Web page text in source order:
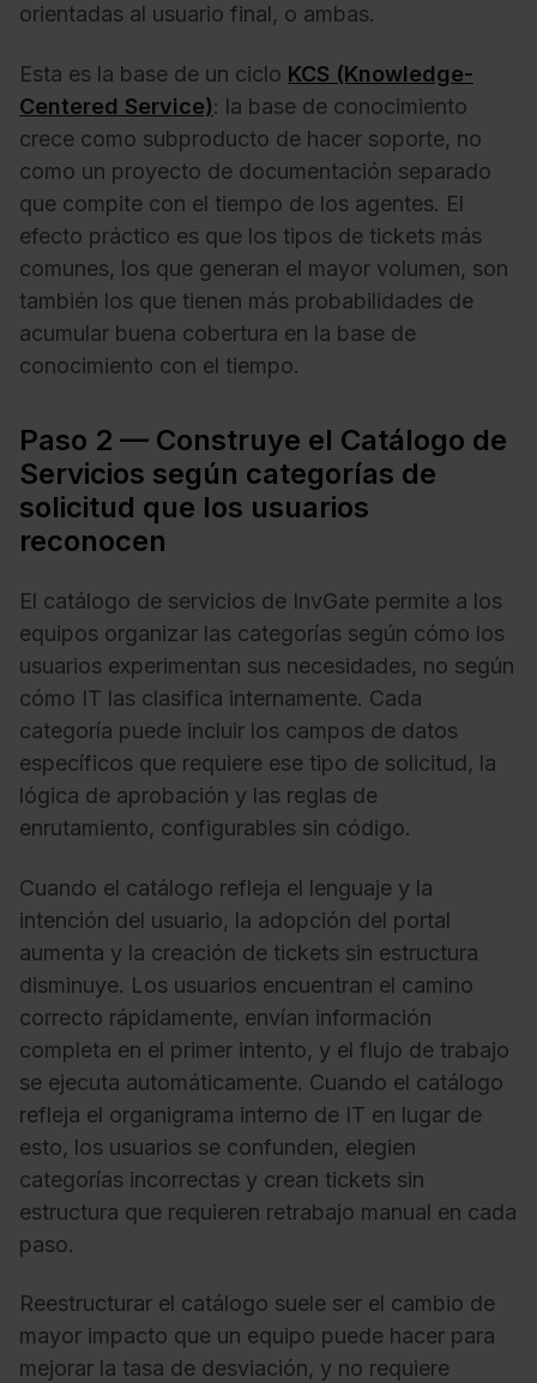
orientadas al usuario final, o ambas.
Esta es la base de un ciclo KCS (Knowledge-
Centered Service): la base de conocimiento
crece como subproducto de hacer soporte, no
como un proyecto de documentación separado
que compite con el tiempo de los agentes. El
efecto práctico es que los tipos de tickets más
comunes, los que generan el mayor volumen, son
también los que tienen más probabilidades de
acumular buena cobertura en la base de
conocimiento con el tiempo.
Paso 2 — Construye el Catálogo de
Servicios según categorías de
solicitud que los usuarios
reconocen
El catálogo de servicios de InvGate permite a los
equipos organizar las categorías según cómo los
usuarios experimentan sus necesidades, no según
cómo IT las clasifica internamente. Cada
categoría puede incluir los campos de datos
específicos que requiere ese tipo de solicitud, la
lógica de aprobación y las reglas de
enrutamiento, configurables sin código.
Cuando el catálogo refleja el lenguaje y la
intención del usuario, la adopción del portal
aumenta y la creación de tickets sin estructura
disminuye. Los usuarios encuentran el camino
correcto rápidamente, envían información
completa en el primer intento, y el flujo de trabajo
se ejecuta automáticamente. Cuando el catálogo
refleja el organigrama interno de IT en lugar de
esto, los usuarios se confunden, elegien
categorías incorrectas y crean tickets sin
estructura que requieren retrabajo manual en cada
paso.
Reestructurar el catálogo suele ser el cambio de
mayor impacto que un equipo puede hacer para
mejorar la tasa de desviación, y no requiere